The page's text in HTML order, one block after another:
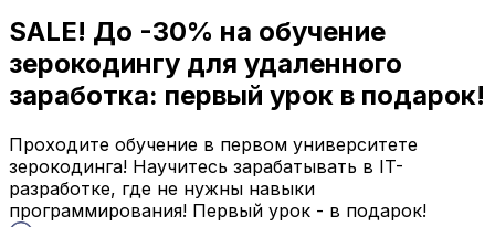
SALE! До -30% на обучение
зерокодингу для удаленного
заработка: первый урок в подарок!
Проходите обучение в первом университете
зерокодинга! Научитесь зарабатывать в IT-
разработке, где не нужны навыки
программирования! Первый урок - в подарок!